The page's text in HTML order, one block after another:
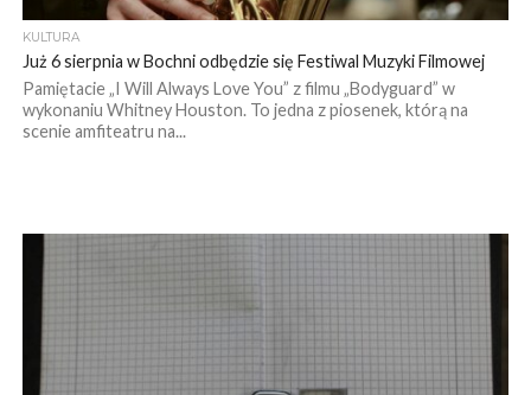
KULTURA
Już 6 sierpnia w Bochni odbędzie się Festiwal Muzyki Filmowej
Pamiętacie „I Will Always Love You” z filmu „Bodyguard” w
wykonaniu Whitney Houston. To jedna z piosenek, którą na
scenie amfiteatru na...